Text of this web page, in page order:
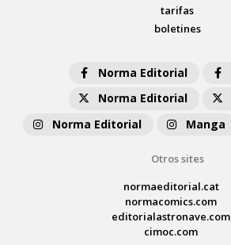
tarifas
boletines
Norma Editorial
Norma Editorial
Norma Editorial
Manga
Otros sites
normaeditorial.cat
normacomics.com
editorialastronave.com
cimoc.com